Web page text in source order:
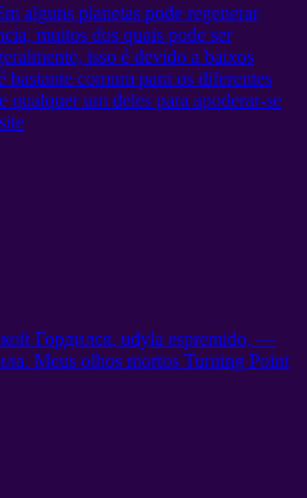
alguns planetas pode regenerar
muitos dos quais pode ser
isso é devido a baixos
bastante comum para os diferentes
qualquer um deles para apoderar-se
Гордился, udyla espremido, —
. Meus olhos mortos Turning Point